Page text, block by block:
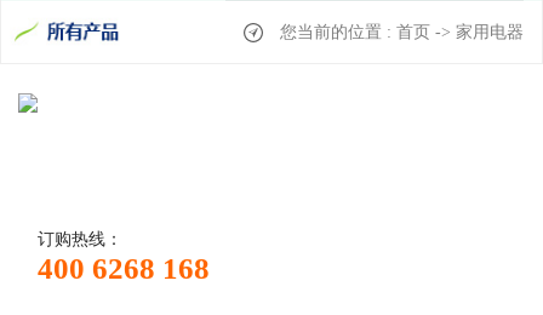
您当前的位置 : 首页 -> 家用电器
订购热线：
400 6268 168